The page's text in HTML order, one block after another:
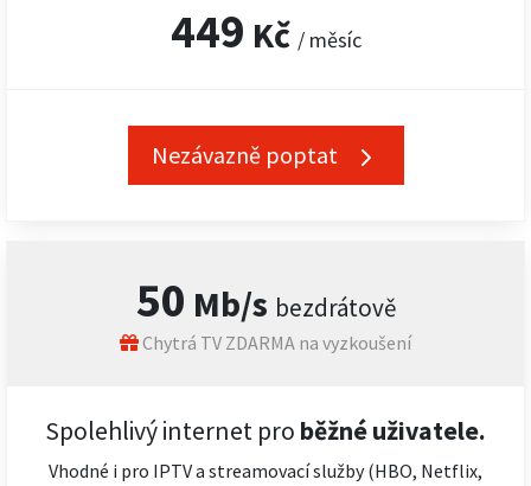
50 Mb/s bezdrátově
Chytrá TV ZDARMA na vyzkoušení
Spolehlivý internet pro běžné uživatele.
Vhodné i pro IPTV a streamovací služby (HBO, Netflix,
449 Kč / měsíc
Nezávazně poptat